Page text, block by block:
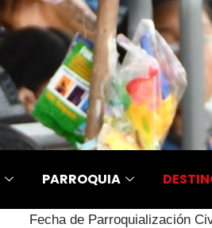
PARROQUIA
Fecha de Parroquialización